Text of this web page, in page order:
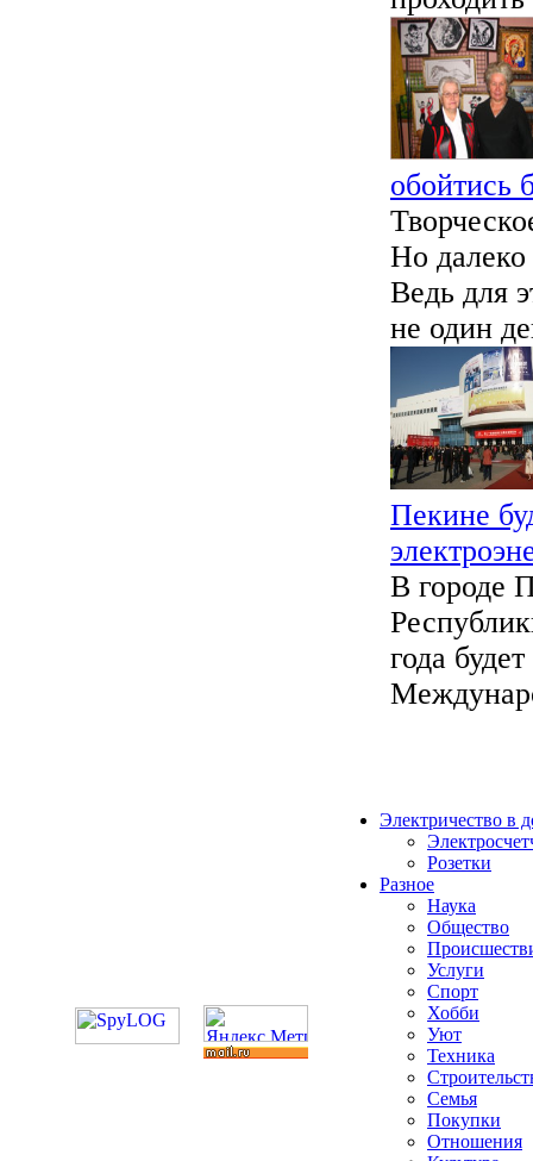
обойтись
Но далеко
Ведь для
не один
Пекине
В городе
года
Электричество в
Розетки
Разное
Наука
Общество
Услуги
Спорт
Хобби
Уют
Техника
Семья
Покупки
Отношения